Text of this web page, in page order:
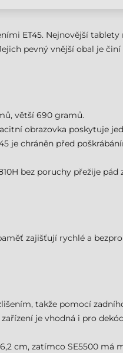
ET45. Nejnovější
pevný vnější obal je
větší 690 gramů.
obrazovka poskytuje
je chráněn před
bez poruchy přežije pád
zajišťují rychlé a
takže pomocí
je vhodná i pro
cm, zatímco SE5500 má